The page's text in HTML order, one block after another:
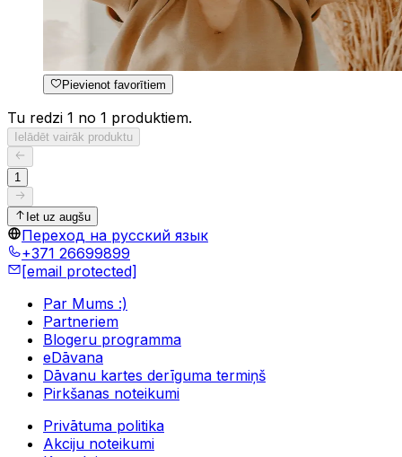
Pievienot favorītiem
Tu redzi 1 no 1 produktiem.
Ielādēt vairāk produktu
1
Iet uz augšu
Переход на русский язык
+371 26699899
[email protected]
Par Mums :)
Partneriem
Blogeru programma
eDāvana
Dāvanu kartes derīguma termiņš
Pirkšanas noteikumi
Privātuma politika
Akciju noteikumi